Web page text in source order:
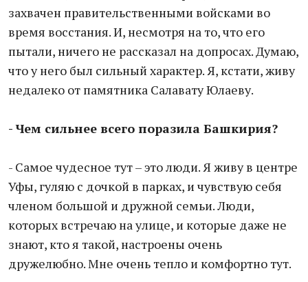
захвачен правительственными войсками во
время восстания. И, несмотря на то, что его
пытали, ничего не рассказал на допросах. Думаю,
что у него был сильный характер. Я, кстати, живу
недалеко от памятника Салавату Юлаеву.
- Чем сильнее всего поразила Башкирия?
- Самое чудесное тут – это люди. Я живу в центре
Уфы, гуляю с дочкой в парках, и чувствую себя
членом большой и дружной семьи. Люди,
которых встречаю на улице, и которые даже не
знают, кто я такой, настроены очень
дружелюбно. Мне очень тепло и комфортно тут.